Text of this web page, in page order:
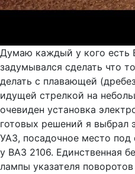
Думаю каждый у кого есть
задумывался сделать что
делать с плавающей
идущей стрелкой на
очевиден установка
готовых решений я выбрал
УАЗ, посадочное место
у ВАЗ 2106. Единственная
лампы указателя